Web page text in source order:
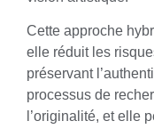
Cette approche
elle réduit les
préservant
processus de
l’originalité, et elle